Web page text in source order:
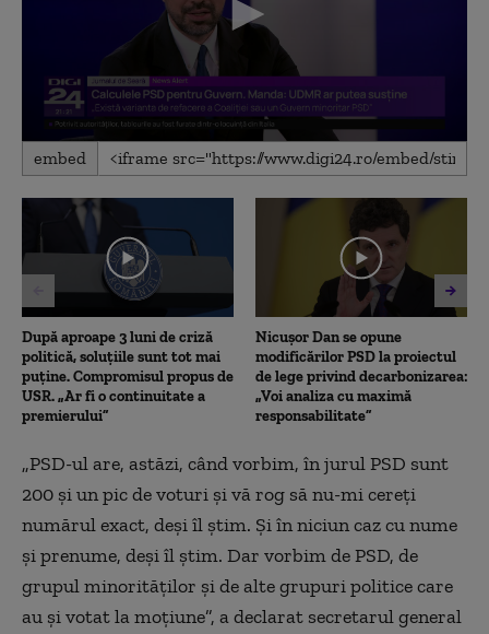
0
seconds
1
minute,
seconds
embed
După aproape 3 luni de criză
politică, soluțiile sunt tot mai
puține. Compromisul propus de
USR. „Ar fi o continuitate a
premierului”
Nicușor Dan se opune
modificărilor PSD la proiectul
de lege privind decarbonizarea:
„Voi analiza cu maximă
responsabilitate”
„PSD-ul are, astăzi, când vorbim, în jurul PSD sunt
200 şi un pic de voturi şi vă rog să nu-mi cereţi
numărul exact, deşi îl ştim. Şi în niciun caz cu nume
şi prenume, deşi îl ştim. Dar vorbim de PSD, de
grupul minorităţilor şi de alte grupuri politice care
au şi votat la moţiune”, a declarat secretarul general